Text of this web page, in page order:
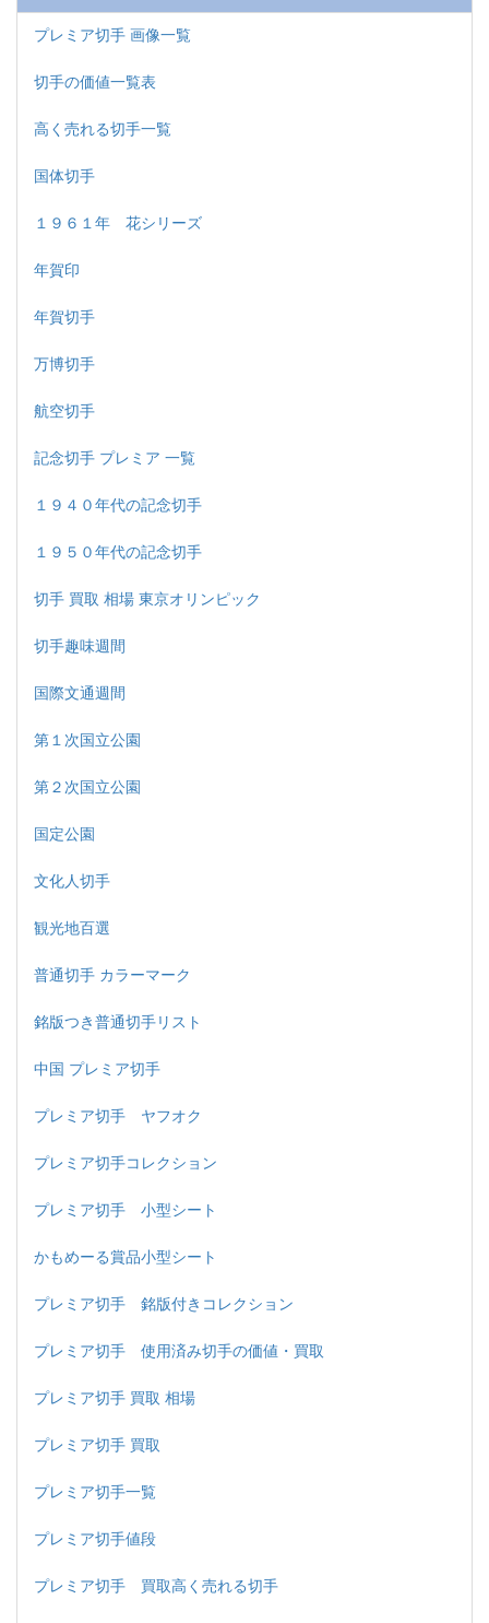
プレミア切手 画像一覧
切手の価値一覧表
高く売れる切手一覧
国体切手
１９６１年 花シリーズ
年賀印
年賀切手
万博切手
航空切手
記念切手 プレミア 一覧
１９４０年代の記念切手
１９５０年代の記念切手
切手 買取 相場 東京オリンピック
切手趣味週間
国際文通週間
第１次国立公園
第２次国立公園
国定公園
文化人切手
観光地百選
普通切手 カラーマーク
銘版つき普通切手リスト
中国 プレミア切手
プレミア切手 ヤフオク
プレミア切手コレクション
プレミア切手 小型シート
かもめーる賞品小型シート
プレミア切手 銘版付きコレクション
プレミア切手 使用済み切手の価値・買取
プレミア切手 買取 相場
プレミア切手 買取
プレミア切手一覧
プレミア切手値段
プレミア切手 買取高く売れる切手